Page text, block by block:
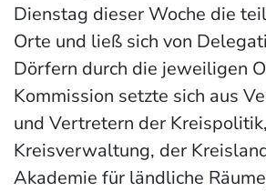
Dienstag dieser Woche die
Orte und ließ sich von
Dörfern durch die jeweiligen
Kommission setzte sich aus
und Vertretern der
Kreisverwaltung, der
Akademie für ländliche